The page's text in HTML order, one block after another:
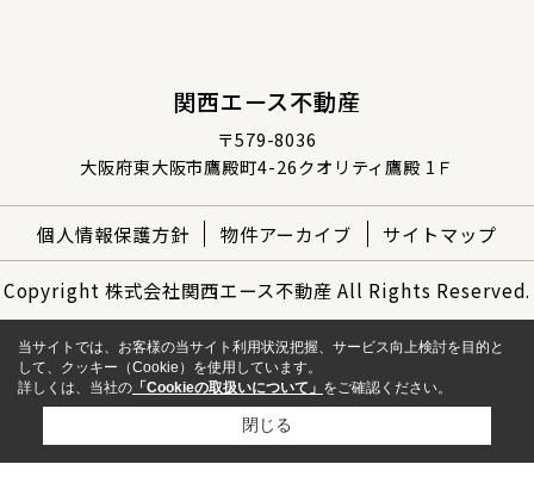
関西エース不動産
〒579-8036
大阪府東大阪市鷹殿町4-26クオリティ鷹殿 1Ｆ
個人情報保護方針 物件アーカイブ サイトマップ
Copyright 株式会社関西エース不動産 All Rights Reserved.
当サイトでは、お客様の当サイト利用状況把握、サービス向上検討を目的と
して、クッキー（Cookie）を使用しています。
詳しくは、当社の 「Cookieの取扱いについて」 をご確認ください。
閉じる